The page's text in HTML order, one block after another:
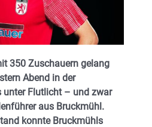
350 Zuschauern gelang
Abend in der
unter Flutlicht – und zwar
aus Bruckmühl.
konnte Bruckmühls